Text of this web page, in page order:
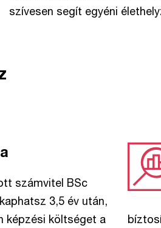
szívesen segít egyéni
számvitel BSc
3,5 év után,
képzési költséget a